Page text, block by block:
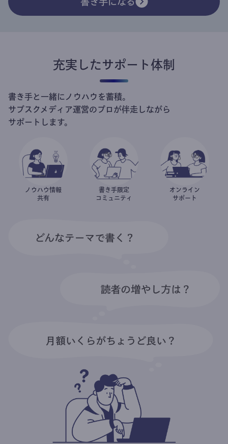
充実したサポート体制
書き手と一緒にノウハウを蓄積。
サブスクメディア運営のプロが伴走しながら
サポートします。
ノウハウ情報
共有
書き手限定
コミュニティ
オンライン
サポート